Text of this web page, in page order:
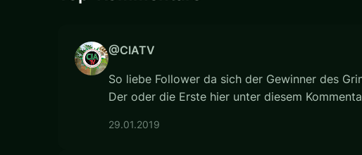
@CIATV
So liebe Follower da sich der Gewinner des
Der oder die Erste hier unter diesem
29.01.2019